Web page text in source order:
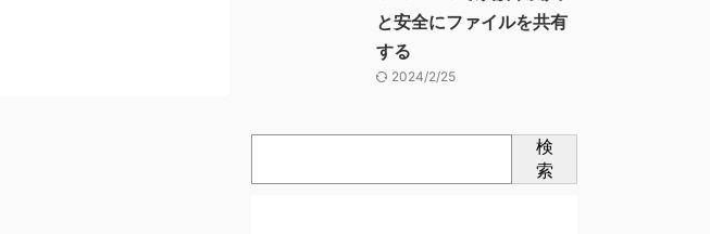
と安全にファイルを共有
する
2024/2/25
検
索